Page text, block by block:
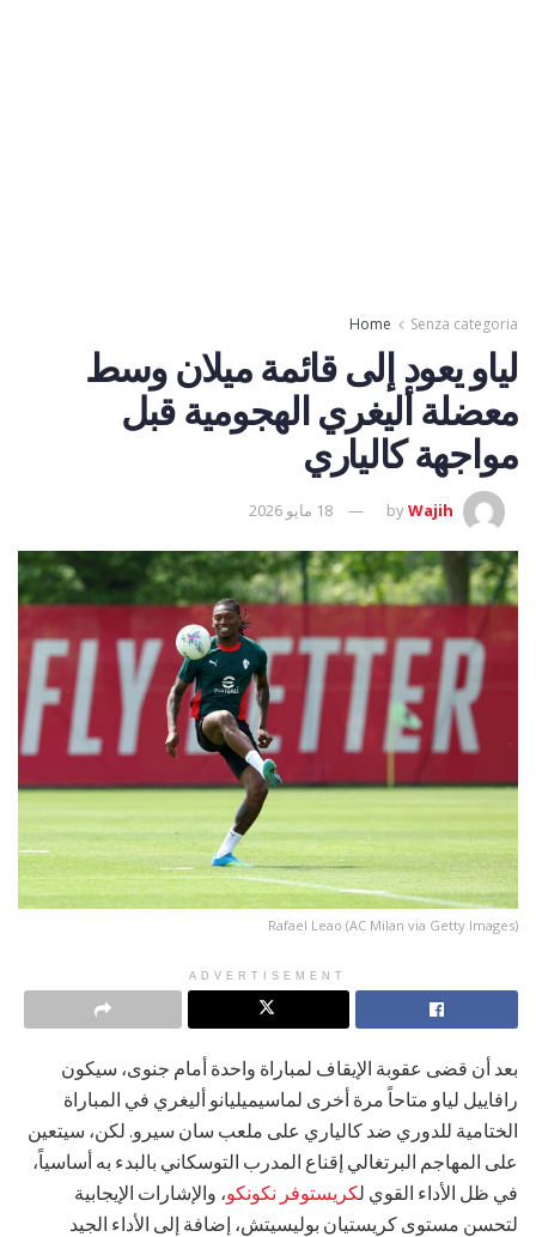
Home Senza categoria
لياو يعود إلى قائمة ميلان وسط
معضلة أليغري الهجومية قبل
مواجهة كالياري
byWajih 18 مايو 2026
Rafael Leao (AC Milan via Getty Images)
ADVERTISEMENT
بعد أن قضى عقوبة الإيقاف لمباراة واحدة أمام جنوى، سيكون
رافاييل لياو متاحاً مرة أخرى لماسيميليانو أليغري في المباراة
الختامية للدوري ضد كالياري على ملعب سان سيرو. لكن، سيتعين
على المهاجم البرتغالي إقناع المدرب التوسكاني بالبدء به أساسياً،
في ظل الأداء القوي لكريستوفر نكونكو، والإشارات الإيجابية
لتحسن مستوى كريستيان بوليسيتش، إضافة إلى الأداء الجيد